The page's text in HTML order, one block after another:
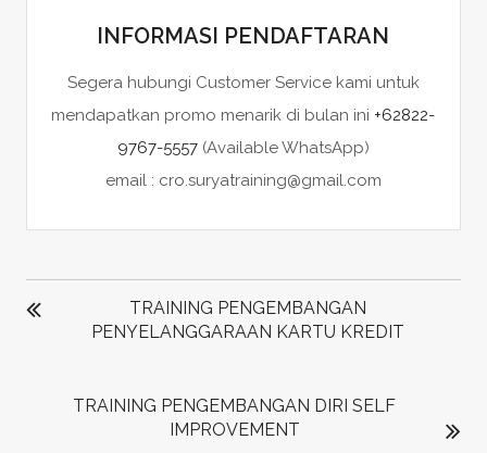
INFORMASI PENDAFTARAN
Segera hubungi Customer Service kami untuk
mendapatkan promo menarik di bulan ini +62822-
9767-5557(Available WhatsApp)
email : cro.suryatraining@gmail.com
POST
NAVIGATIONTRAINING PENGEMBANGAN
PENYELANGGARAAN KARTU KREDIT
TRAINING PENGEMBANGAN DIRI SELF
IMPROVEMENT